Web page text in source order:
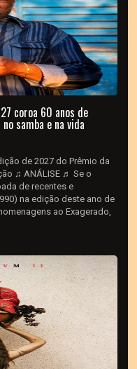
coroa 60 anos de
samba e na vida
de 2027 do Prêmio da
♫ ANÁLISE ♬ Se o
de recentes e
na edição deste ano de
ao Exagerado,